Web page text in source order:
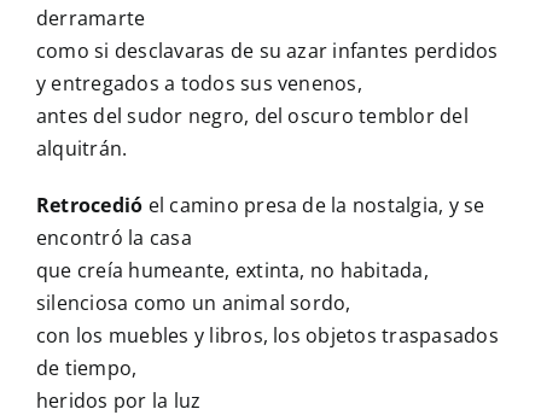
derramarte
como si desclavaras de su azar infantes perdidos
y entregados a todos sus venenos,
antes del sudor negro, del oscuro temblor del
alquitrán.
Retrocedió el camino presa de la nostalgia, y se
encontró la casa
que creía humeante, extinta, no habitada,
silenciosa como un animal sordo,
con los muebles y libros, los objetos traspasados
de tiempo,
heridos por la luz